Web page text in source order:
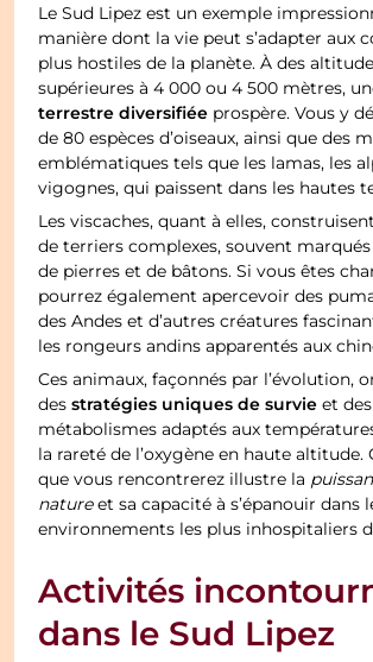
Le Sud Lipez est un exemple
manière dont la vie peut s’adapter aux
plus hostiles de la planète. À des
supérieures à 4 000 ou 4 500 mètres,
terrestre diversifiée prospère. Vous y
de 80 espèces d’oiseaux, ainsi que des
emblématiques tels que les lamas, les
vigognes, qui paissent dans les hautes
Les viscaches, quant à elles,
de terriers complexes, souvent
de pierres et de bâtons. Si vous êtes
pourrez également apercevoir des
des Andes et d’autres créatures
les rongeurs andins apparentés aux
Ces animaux, façonnés par l’évolution,
desstratégies uniques de survie et des
métabolismes adaptés aux
la rareté de l’oxygène en haute altitude.
que vous rencontrerez illustre la
natureet sa capacité à s’épanouir dans
environnements les plus inhospitaliers
Activités
dans le Sud Lipez